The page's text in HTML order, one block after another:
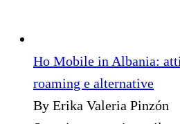
Ho Mobile in Albania:
roaming e alternative
By Erika Valeria Pinzón